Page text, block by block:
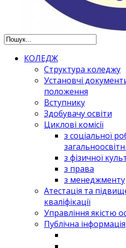
КОЛЕДЖ
Структура коледжу
Установчі
положення
Вступнику
Здобувачу освіти
Циклові комісії
з соціальної
з фізичної
з права
з менеджменту
Атестація та
кваліфікації
Управління якістю
Публічна інформація